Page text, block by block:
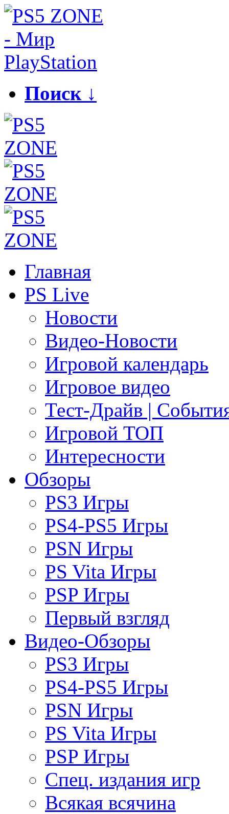
Поиск ↓
Главная
PS Live
Новости
Видео-Новости
Игровой календарь
Игровое видео
Тест-Драйв |
Игровой ТОП
Интересности
Обзоры
PS3 Игры
PS4-PS5 Игры
PSN Игры
PS Vita Игры
PSP Игры
Первый взгляд
Видео-Обзоры
PS3 Игры
PS4-PS5 Игры
PSN Игры
PS Vita Игры
PSP Игры
Спец. издания игр
Всякая всячина